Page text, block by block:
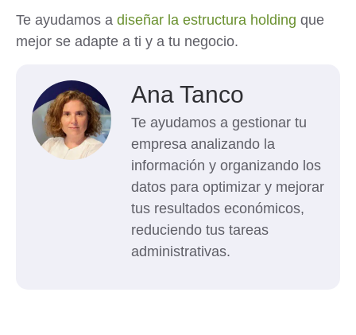
Te ayudamos a diseñar la estructura holding que
mejor se adapte a ti y a tu negocio.
Ana Tanco
Te ayudamos a gestionar tu
empresa analizando la
información y organizando los
datos para optimizar y mejorar
tus resultados económicos,
reduciendo tus tareas
administrativas.